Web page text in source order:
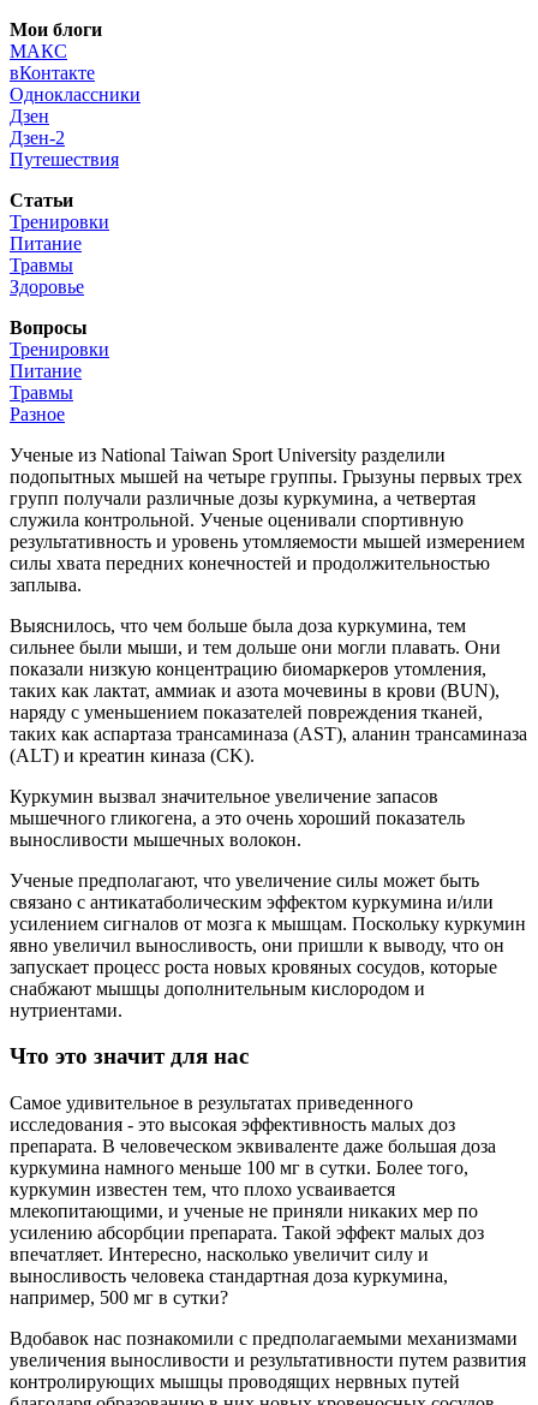
Мои блоги
МАКС
вКонтакте
Одноклассники
Дзен
Дзен-2
Путешествия
Статьи
Тренировки
Питание
Травмы
Здоровье
Вопросы
Тренировки
Питание
Травмы
Разное
Ученые из National Taiwan Sport University разделили
подопытных мышей на четыре группы. Грызуны первых трех
групп получали различные дозы куркумина, а четвертая
служила контрольной. Ученые оценивали спортивную
результативность и уровень утомляемости мышей измерением
силы хвата передних конечностей и продолжительностью
заплыва.
Выяснилось, что чем больше была доза куркумина, тем
сильнее были мыши, и тем дольше они могли плавать. Они
показали низкую концентрацию биомаркеров утомления,
таких как лактат, аммиак и азота мочевины в крови (BUN),
наряду с уменьшением показателей повреждения тканей,
таких как аспартаза трансаминаза (AST), аланин трансаминаза
(ALT) и креатин киназа (CK).
Куркумин вызвал значительное увеличение запасов
мышечного гликогена, а это очень хороший показатель
выносливости мышечных волокон.
Ученые предполагают, что увеличение силы может быть
связано с антикатаболическим эффектом куркумина и/или
усилением сигналов от мозга к мышцам. Поскольку куркумин
явно увеличил выносливость, они пришли к выводу, что он
запускает процесс роста новых кровяных сосудов, которые
снабжают мышцы дополнительным кислородом и
нутриентами.
Что это значит для нас
Самое удивительное в результатах приведенного
исследования - это высокая эффективность малых доз
препарата. В человеческом эквиваленте даже большая доза
куркумина намного меньше 100 мг в сутки. Более того,
куркумин известен тем, что плохо усваивается
млекопитающими, и ученые не приняли никаких мер по
усилению абсорбции препарата. Такой эффект малых доз
впечатляет. Интересно, насколько увеличит силу и
выносливость человека стандартная доза куркумина,
например, 500 мг в сутки?
Вдобавок нас познакомили с предполагаемыми механизмами
увеличения выносливости и результативности путем развития
контролирующих мышцы проводящих нервных путей